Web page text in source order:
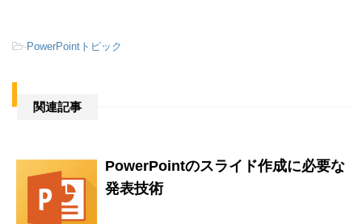
-PowerPointトピック
関連記事
PowerPointのスライド作成に必要な
発表技術